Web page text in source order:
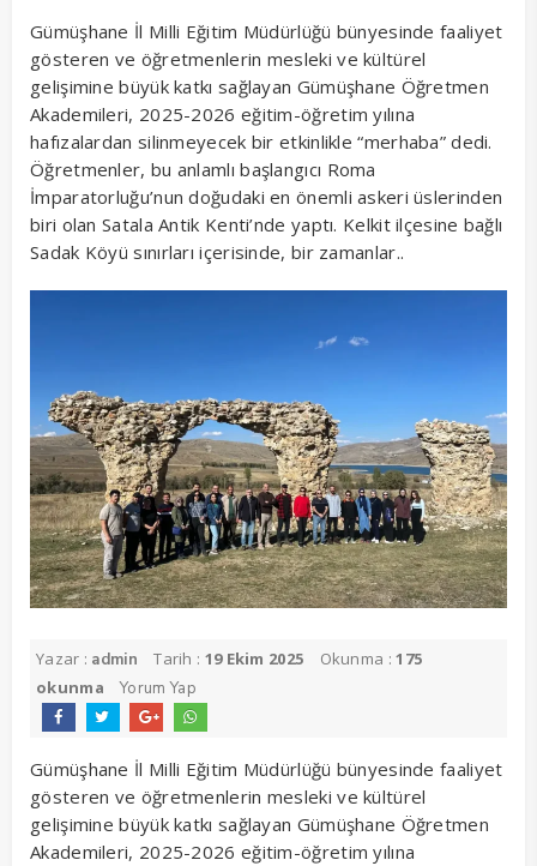
Gümüşhane İl Milli Eğitim Müdürlüğü bünyesinde faaliyet
gösteren ve öğretmenlerin mesleki ve kültürel
gelişimine büyük katkı sağlayan Gümüşhane Öğretmen
Akademileri, 2025-2026 eğitim-öğretim yılına
hafızalardan silinmeyecek bir etkinlikle “merhaba” dedi.
Öğretmenler, bu anlamlı başlangıcı Roma
İmparatorluğu’nun doğudaki en önemli askeri üslerinden
biri olan Satala Antik Kenti’nde yaptı. Kelkit ilçesine bağlı
Sadak Köyü sınırları içerisinde, bir zamanlar..
Yazar : admin Tarih : 19 Ekim 2025 Okunma :175
okunma
Yorum Yap
Gümüşhane İl Milli Eğitim Müdürlüğü bünyesinde faaliyet
gösteren ve öğretmenlerin mesleki ve kültürel
gelişimine büyük katkı sağlayan Gümüşhane Öğretmen
Akademileri, 2025-2026 eğitim-öğretim yılına